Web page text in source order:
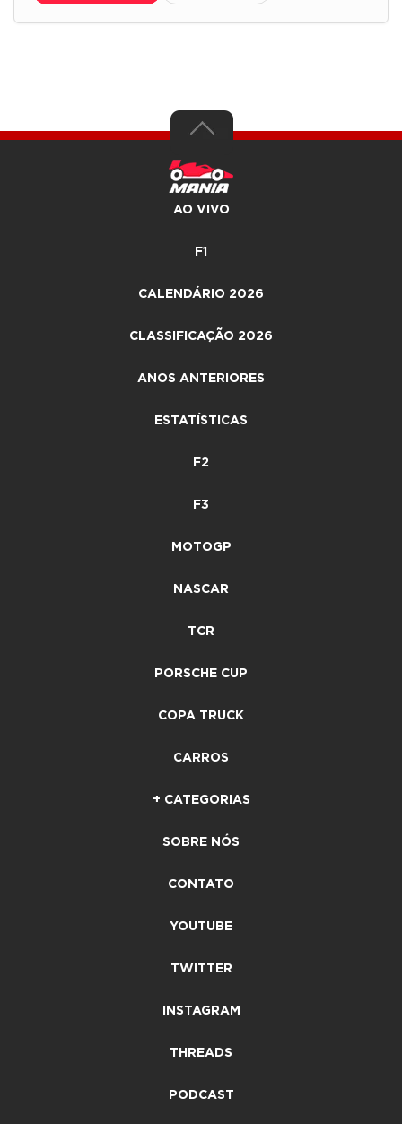
AO VIVO
F1
CALENDÁRIO 2026
CLASSIFICAÇÃO 2026
ANOS ANTERIORES
ESTATÍSTICAS
F2
F3
MOTOGP
NASCAR
TCR
PORSCHE CUP
COPA TRUCK
CARROS
+ CATEGORIAS
SOBRE NÓS
CONTATO
YOUTUBE
TWITTER
INSTAGRAM
THREADS
PODCAST